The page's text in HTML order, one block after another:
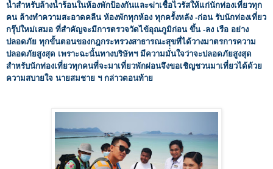
น้ำสำหรับล้างน้ำร้อนในห้องพักป้องกันและฆ่าเชื้อไวรัสให้แก่นักท่องเที่ยวทุก
คน ล้างทำความสะอาดคลีน ห้องพักทุกห้อง ทุกครั้งหลัง -ก่อน รับนักท่องเที่ยว
กรุ๊ปใหม่เสมอ ที่สำคัญจะมีการตรวจวัดไข้อุณภูมิก่อน ขึ้น -ลง เรือ อย่าง
ปลอดภัย ทุกขั้นตอนของกฎกระทรวงสาธารณะสุขที่ได้วางมาตรการความ
ปลอดภัยสูงสุด เพราะฉะนั้นทางบริษัทฯ มีความมั่นใจว่าจะปลอดภัยสูงสุด
สำหรับนักท่องเที่ยวทุกคนที่จะมาเที่ยวพักผ่อนจึงขอเชิญชวนมาเที่ยวได้ด้วย
ความสบายใจ นายสมชาย ฯ กล่าวตอนท้าย